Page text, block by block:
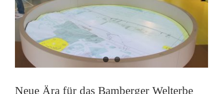
Neue Ära für das Bamberger Welterbe